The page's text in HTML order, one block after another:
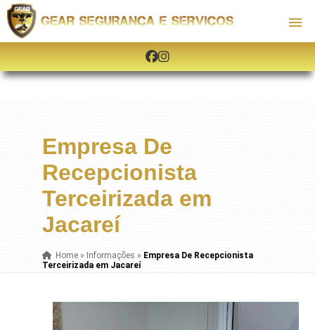
Empresa De
Recepcionista
Terceirizada em
Jacareí
Home» Informações » Empresa De Recepcionista
Terceirizada em Jacareí